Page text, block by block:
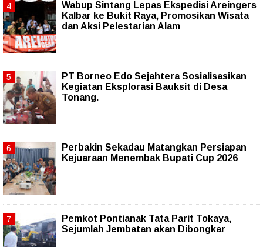
Wabup Sintang Lepas Ekspedisi Areingers
Kalbar ke Bukit Raya, Promosikan Wisata
dan Aksi Pelestarian Alam
PT Borneo Edo Sejahtera Sosialisasikan
Kegiatan Eksplorasi Bauksit di Desa
Tonang.
Perbakin Sekadau Matangkan Persiapan
Kejuaraan Menembak Bupati Cup 2026
Pemkot Pontianak Tata Parit Tokaya,
Sejumlah Jembatan akan Dibongkar